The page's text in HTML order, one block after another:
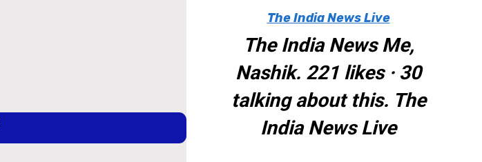
The India News Live
The India News Me,
Nashik. 221 likes · 30
talking about this. The
India News Live